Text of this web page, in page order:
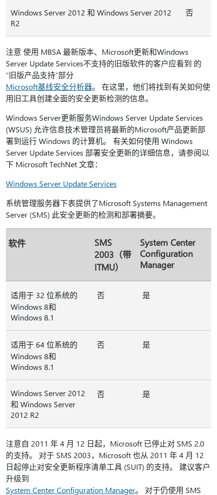
Windows Server 2012 和 Windows Server 2012
R2
否
注意 使用 MBSA 最新版本、Microsoft更新和Windows
Server Update Services不支持的旧版软件的客户应看到 的
“旧版产品支持”部分
Microsoft基线安全分析器。 在这里，他们将找到有关如何使
用旧工具创建全面的安全更新检测的信息。
Windows Server更新服务Windows Server Update Services
(WSUS) 允许信息技术管理员将最新的Microsoft产品更新部
署到运行 Windows 的计算机。 有关如何使用 Windows
Server Update Services 部署安全更新的详细信息，请参阅以
下 Microsoft TechNet 文章：
Windows Server Update Services
系统管理服务器下表提供了Microsoft Systems Management
Server (SMS) 此安全更新的检测和部署摘要。
软件
SMS
2003（带
ITMU）
System Center
Configuration
Manager
适用于 32 位系统的
Windows 8和
Windows 8.1
否 是
适用于 64 位系统的
Windows 8和
Windows 8.1
否 是
Windows Server 2012
和 Windows Server
2012 R2
否 是
注意自 2011 年 4 月 12 日起，Microsoft 已停止对 SMS 2.0
的支持。 对于 SMS 2003，Microsoft 也从 2011 年 4 月 12
日起停止对安全更新程序清单工具 (SUIT) 的支持。 建议客户
升级到
System Center Configuration Manager。 对于仍使用 SMS